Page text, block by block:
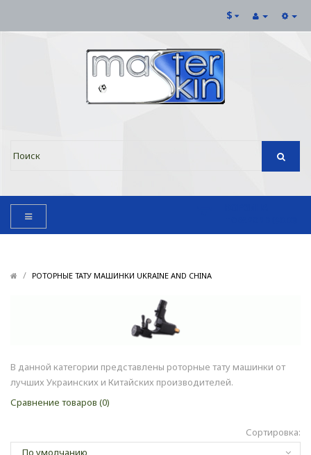
$
/ РОТОРНЫЕ ТАТУ МАШИНКИ UKRAINE AND CHINA
В данной категории представлены роторные тату машинки от
лучших Украинских и Китайских производителей.
Сравнение товаров (0)
Сортировка: